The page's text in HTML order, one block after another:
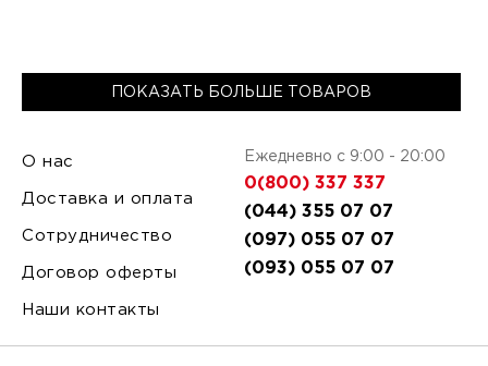
ПОКАЗАТЬ БОЛЬШЕ ТОВАРОВ
О нас
Доставка и оплата
Сотрудничество
Договор оферты
Наши контакты
Ежедневно с 9:00 - 20:00
0(800) 337 337
(044) 355 07 07
(097) 055 07 07
(093) 055 07 07